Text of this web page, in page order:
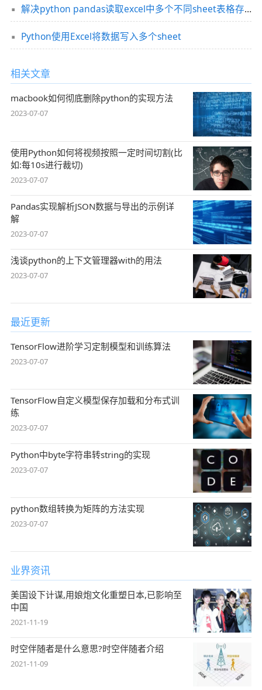
解决python pandas读取excel中多个不同sheet表格存在的问题
Python使用Excel将数据写入多个sheet
相关文章
macbook如何彻底删除python的实现方法
2023-07-07
使用Python如何将视频按照一定时间切割(比
如:每10s进行裁切)
2023-07-07
Pandas实现解析JSON数据与导出的示例详
解
2023-07-07
浅谈python的上下文管理器with的用法
2023-07-07
最近更新
TensorFlow进阶学习定制模型和训练算法
2023-07-07
TensorFlow自定义模型保存加载和分布式训
练
2023-07-07
Python中byte字符串转string的实现
2023-07-07
python数组转换为矩阵的方法实现
2023-07-07
业界资讯
美国设下计谋,用娘炮文化重塑日本,已影响至
中国
2021-11-19
时空伴随者是什么意思?时空伴随者介绍
2021-11-09